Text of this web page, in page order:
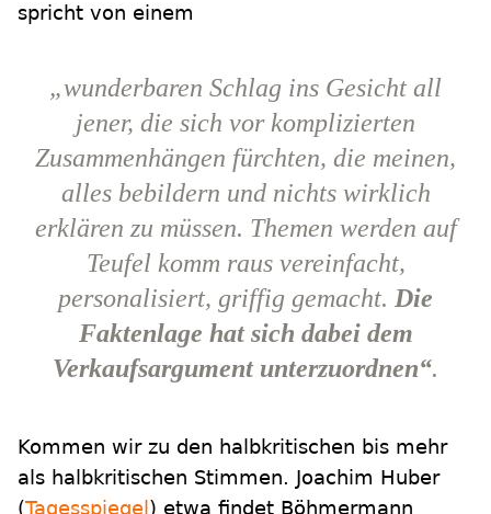
spricht von einem
„wunderbaren Schlag ins Gesicht all
jener, die sich vor komplizierten
Zusammenhängen fürchten, die meinen,
alles bebildern und nichts wirklich
erklären zu müssen. Themen werden auf
Teufel komm raus vereinfacht,
personalisiert, griffig gemacht. Die
Faktenlage hat sich dabei dem
Verkaufsargument unterzuordnen“.
Kommen wir zu den halbkritischen bis mehr
als halbkritischen Stimmen. Joachim Huber
(Tagesspiegel ) etwa findet Böhmermann